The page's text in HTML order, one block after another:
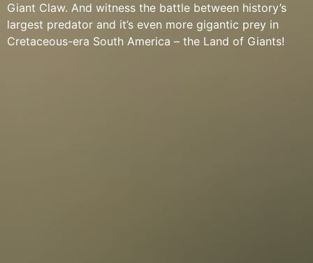
Giant Claw. And witness the battle between history’s
largest predator and it’s even more gigantic prey in
Cretaceous-era South America – the Land of Giants!